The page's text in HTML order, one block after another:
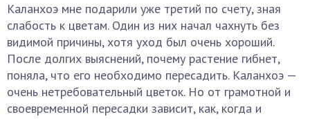
Каланхоэ мне подарили уже третий по счету, зная
слабость к цветам. Один из них начал чахнуть без
видимой причины, хотя уход был очень хороший.
После долгих выяснений, почему растение гибнет,
поняла, что его необходимо пересадить. Каланхоэ —
очень нетребовательный цветок. Но от грамотной и
своевременной пересадки зависит, как, когда и